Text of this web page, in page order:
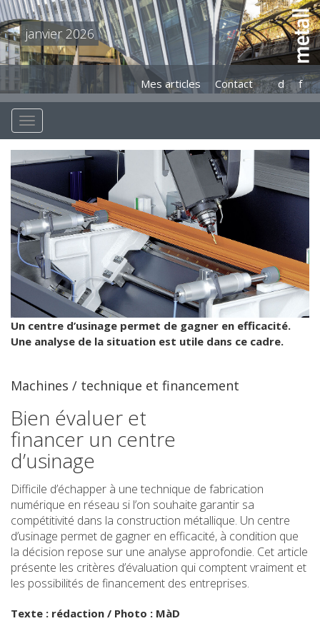
janvier 2026
Mes articles Contact d f
Un centre d’usinage permet de gagner en efficacité.
Une analyse de la situation est utile dans ce cadre.
Machines / technique et financement
Bien évaluer et
financer un centre
d’usinage
Difficile d’échapper à une technique de fabrication
numérique en réseau si l’on souhaite garantir sa
compétitivité dans la construction métallique. Un centre
d’usinage permet de gagner en efficacité, à condition que
la décision repose sur une analyse approfondie. Cet article
présente les critères d’évaluation qui comptent vraiment et
les possibilités de financement des entreprises.
Texte : rédaction / Photo : MàD